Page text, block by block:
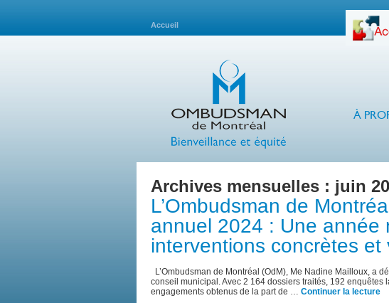
Accueil
À
Archives mensuelles : juin
L’Ombudsman de
annuel 2024 : Une année
interventions concrètes et
L’Ombudsman de Montréal (OdM), Me Nadine Mailloux, a
conseil municipal. Avec 2 164 dossiers traités, 192 enquêtes
engagements obtenus de la part de … Continuer la lecture